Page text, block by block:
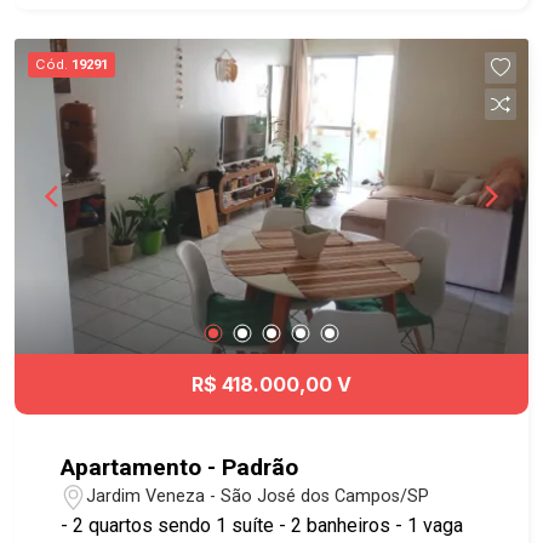
COMUNS Piscina com prainha Solarium Mirante
Wellness Espaço yoga Fitness interno e externo
Fireplace Espaços gourmet Lounges Wine bar
Coworking Lavanderia compartilhada Minimarket
Delivery room Bicicletário Diferenciais de
investimento: localização estratégica ao lado do
CenterVale Shopping e próximo à Rodovia
Presidente Dutra, com estrutura pensada também
para locação de curta e longa permanência. Fale
com nossos corretores e descubra as melhores
condições para comprar seu primeiro imóvel ou
investir no Liv.One. ? Chame a Geração Imóveis e
encontre a unidade ideal para você!
Cód. 19291
R$ 418.000,00 V
Apartamento - Padrão
Jardim Veneza - São José dos Campos/SP
- 2 quartos sendo 1 suíte - 2 banheiros - 1 vaga